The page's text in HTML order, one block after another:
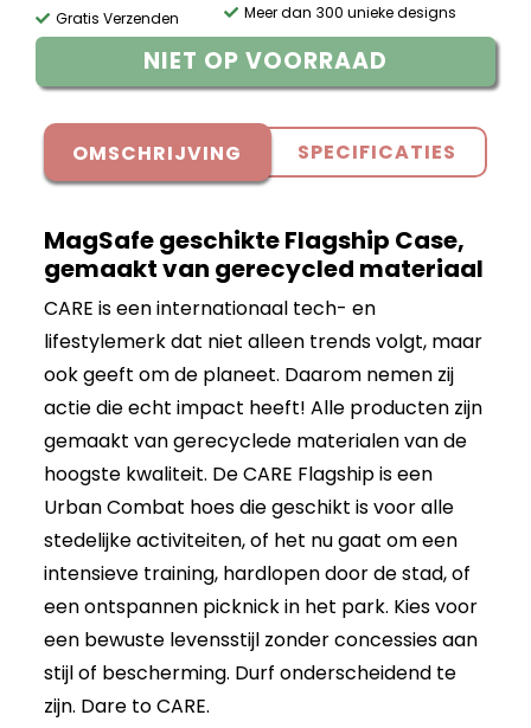
Gratis Verzenden
Meer dan 300 unieke designs
NIET OP VOORRAAD
OMSCHRIJVING SPECIFICATIES
MagSafe geschikte Flagship Case,
gemaakt van gerecycled materiaal
CARE is een internationaal tech- en
lifestylemerk dat niet alleen trends volgt, maar
ook geeft om de planeet. Daarom nemen zij
actie die echt impact heeft! Alle producten zijn
gemaakt van gerecyclede materialen van de
hoogste kwaliteit. De CARE Flagship is een
Urban Combat hoes die geschikt is voor alle
stedelijke activiteiten, of het nu gaat om een
intensieve training, hardlopen door de stad, of
een ontspannen picknick in het park. Kies voor
een bewuste levensstijl zonder concessies aan
stijl of bescherming. Durf onderscheidend te
zijn. Dare to CARE.